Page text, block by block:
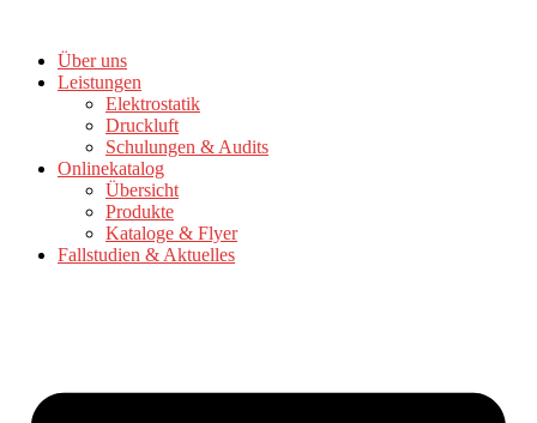
springenÜber uns
Leistungen
Elektrostatik
Druckluft
Schulungen & Audits
Onlinekatalog
Übersicht
Produkte
Kataloge & Flyer
Fallstudien & Aktuelles